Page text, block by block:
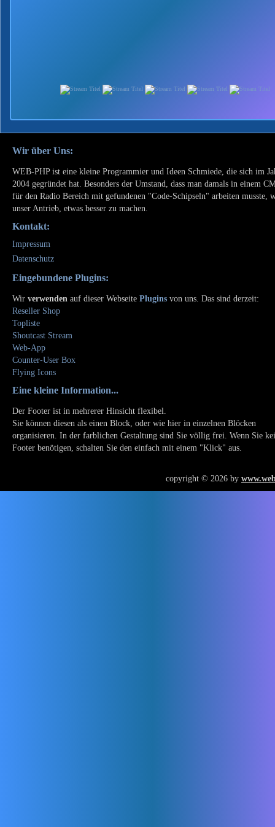
Wir über Uns:
WEB-PHP ist eine kleine Programmier und Ideen Schmiede, die sich im
2004 gegründet hat. Besonders der Umstand, dass man damals in einem
für den Radio Bereich mit gefundenen "Code-Schipseln" arbeiten musste,
unser Antrieb, etwas besser zu machen.
Kontakt:
Impressum
Datenschutz
Eingebundene Plugins:
Wir verwenden auf dieser Webseite Plugins von uns. Das sind derzeit:
Reseller Shop
Topliste
Shoutcast Stream
Web-App
Counter-User Box
Flying Icons
Eine kleine Information...
Der Footer ist in mehrerer Hinsicht flexibel.
Sie können diesen als einen Block, oder wie hier in einzelnen Blöcken
organisieren. In der farblichen Gestaltung sind Sie völlig frei. Wenn Sie
Footer benötigen, schalten Sie den einfach mit einem "Klick" aus.
copyright © 2026 by